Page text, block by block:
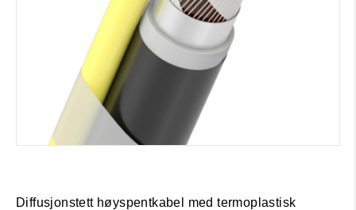
Diffusjonstett høyspentkabel med termoplastisk